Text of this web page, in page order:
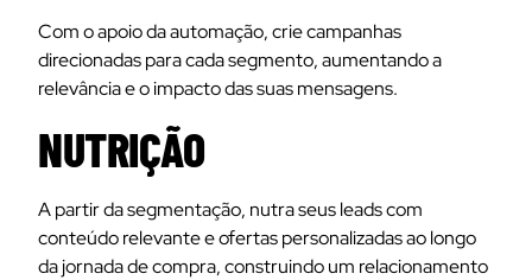
Com o apoio da automação, crie campanhas
direcionadas para cada segmento, aumentando a
relevância e o impacto das suas mensagens.
NUTRIÇÃO
A partir da segmentação, nutra seus leads com
conteúdo relevante e ofertas personalizadas ao longo
da jornada de compra, construindo um relacionamento